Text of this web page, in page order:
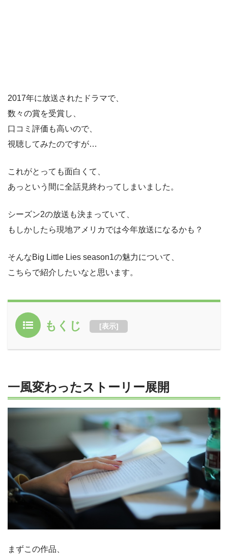
2017年に放送されたドラマで、
数々の賞を受賞し、
口コミ評価も高いので、
視聴してみたのですが…
これがとっても面白くて、
あっという間に全話見終わってしまいました。
シーズン2の放送も決まっていて、
もしかしたら現地アメリカでは今年放送になるかも？
そんなBig Little Lies season1の魅力について、
こちらで紹介したいなと思います。
もくじ [表示]
一風変わったストーリー展開
まずこの作品、